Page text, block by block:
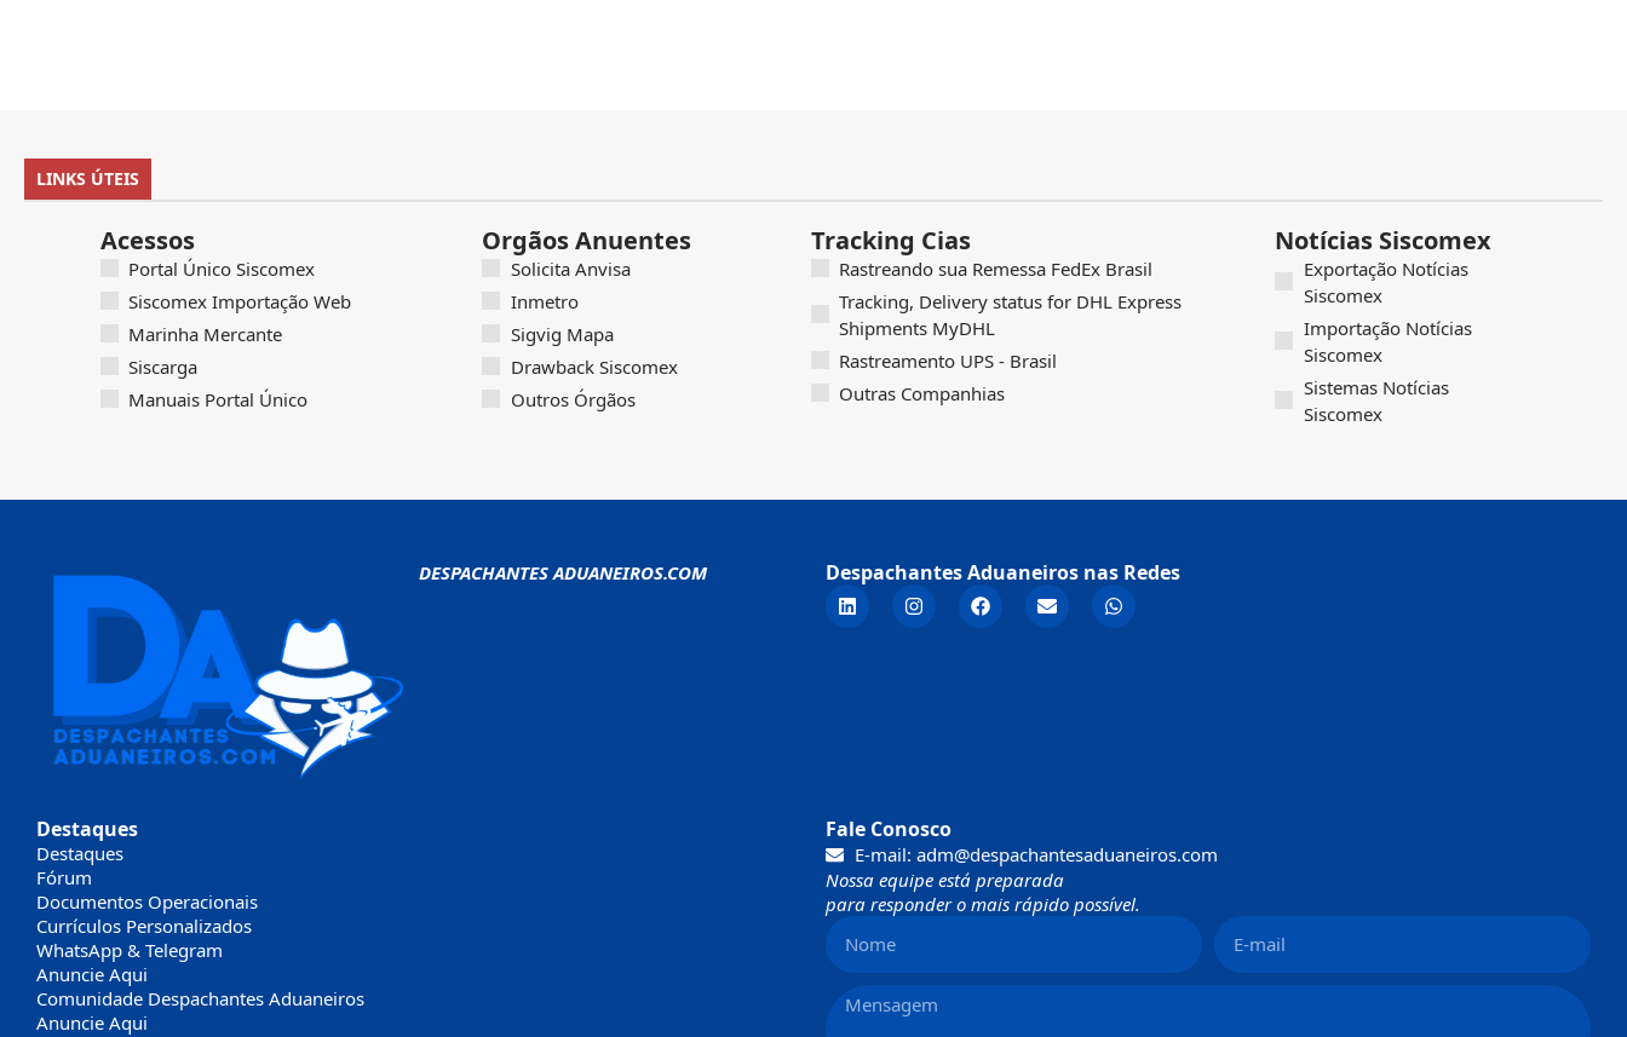
LINKS ÚTEIS
Acessos
Portal Único Siscomex
Siscomex Importação Web
Marinha Mercante
Siscarga
Manuais Portal Único
Orgãos Anuentes
Solicita Anvisa
Inmetro
Sigvig Mapa
Drawback Siscomex
Outros Órgãos
Tracking Cias
Rastreando sua Remessa FedEx Brasil
Tracking, Delivery status for DHL Express
Shipments MyDHL
Rastreamento UPS - Brasil
Outras Companhias
Notícias Siscomex
Exportação Notícias
Siscomex
Importação Notícias
Siscomex
Sistemas Notícias
Siscomex
DESPACHANTES ADUANEIROS.COM Despachantes Aduaneiros nas Redes
Destaques
Destaques
Fórum
Documentos Operacionais
Currículos Personalizados
WhatsApp & Telegram
Anuncie Aqui
Comunidade Despachantes Aduaneiros
Anuncie Aqui
Fale Conosco
E-mail: adm@despachantesaduaneiros.com
Nossa equipe está preparada
para responder o mais rápido possível.